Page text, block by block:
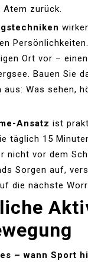
zurück.
Ort vor –
Bauen Sie
aus: Was sehen,
Ansatz ist
täglich 15
nicht vor dem
Sorgen auf,
die nächste
– wann Sport